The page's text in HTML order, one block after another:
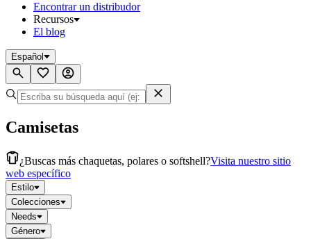
Encontrar un distribudor
Recursos
El blog
Español
Camisetas
¿Buscas más chaquetas, polares o softshell?Visita nuestro sitio
web específico
Estilo
Colecciones
Needs
Género